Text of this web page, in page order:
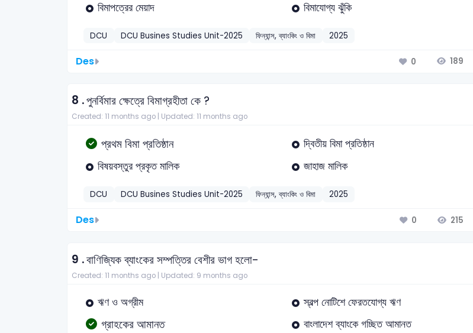
বিমাপত্রের মেয়াদ বিমাযোগ্য ঝুঁকি
DCU DCU Busines Studies Unit-2025 ফিন্যান্স, ব্যাংকিং ও বিমা 2025
Des 0 189
8 .পুনর্বিমার ক্ষেত্রে বিমাগ্রহীতা কে ?
Created: 11 months ago | Updated: 11 months ago
প্রথম বিমা প্রতিষ্ঠান
দ্বিতীয় বিমা প্রতিষ্ঠান
বিষয়বস্তুর প্রকৃত মালিক
জাহাজ মালিক
DCU DCU Busines Studies Unit-2025 ফিন্যান্স, ব্যাংকিং ও বিমা 2025
Des 0 215
9 .বাণিজ্যিক ব্যাংকের সম্পত্তির বেশীর ভাগ হলো-
Created: 11 months ago | Updated: 9 months ago
ঋণ ও অগ্রীম স্বল্প নোটিশে ফেরতযোগ্য ঋণ
গ্রাহকের আমানত বাংলাদেশ ব্যাংকে গচ্ছিত আমানত